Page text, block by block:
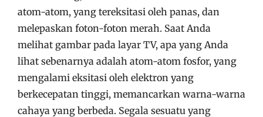
atom-atom, yang tereksitasi oleh panas, dan
melepaskan foton-foton merah. Saat Anda
melihat gambar pada layar TV, apa yang Anda
lihat sebenarnya adalah atom-atom fosfor, yang
mengalami eksitasi oleh elektron yang
berkecepatan tinggi, memancarkan warna-warna
cahaya yang berbeda. Segala sesuatu yang